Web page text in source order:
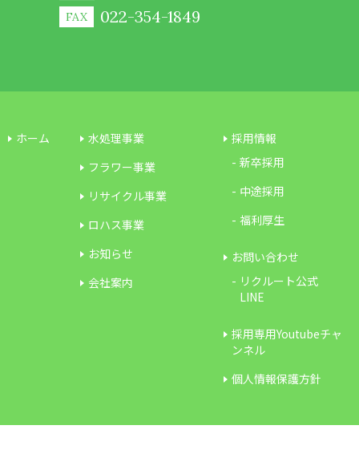
FAX 022-354-1849
ホーム
水処理事業
フラワー事業
リサイクル事業
ロハス事業
お知らせ
会社案内
採用情報
新卒採用
中途採用
福利厚生
お問い合わせ
リクルート公式
LINE
採用専用Youtubeチャ
ンネル
個人情報保護方針